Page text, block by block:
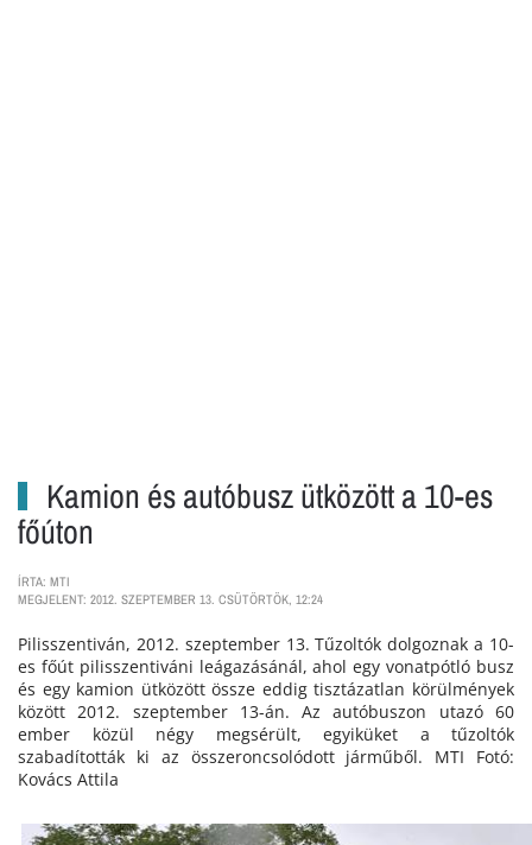
Kamion és autóbusz ütközött a 10-es
főúton
ÍRTA: MTI
MEGJELENT: 2012. SZEPTEMBER 13. CSÜTÖRTÖK, 12:24
Pilisszentiván, 2012. szeptember 13. Tűzoltók dolgoznak a 10-
es főút pilisszentiváni leágazásánál, ahol egy vonatpótló busz
és egy kamion ütközött össze eddig tisztázatlan körülmények
között 2012. szeptember 13-án. Az autóbuszon utazó 60
ember közül négy megsérült, egyiküket a tűzoltók
szabadították ki az összeroncsolódott járműből. MTI Fotó:
Kovács Attila